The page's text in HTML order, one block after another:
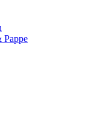
Pappe